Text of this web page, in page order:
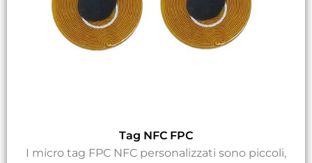
Tag NFC FPC
I micro tag FPC NFC personalizzati sono piccoli,